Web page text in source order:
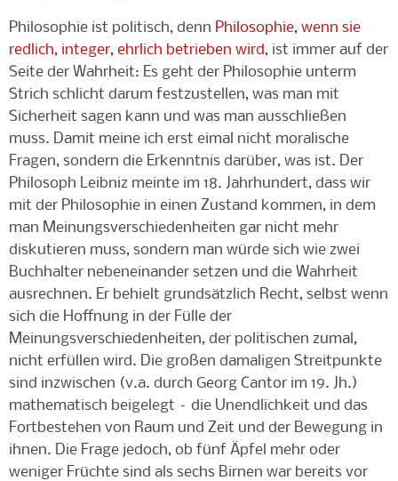
Philosophie ist politisch, denn Philosophie, wenn sie
redlich, integer, ehrlich betrieben wird, ist immer auf der
Seite der Wahrheit: Es geht der Philosophie unterm
Strich schlicht darum festzustellen, was man mit
Sicherheit sagen kann und was man ausschließen
muss. Damit meine ich erst eimal nicht moralische
Fragen, sondern die Erkenntnis darüber, was ist. Der
Philosoph Leibniz meinte im 18. Jahrhundert, dass wir
mit der Philosophie in einen Zustand kommen, in dem
man Meinungsverschiedenheiten gar nicht mehr
diskutieren muss, sondern man würde sich wie zwei
Buchhalter nebeneinander setzen und die Wahrheit
ausrechnen. Er behielt grundsätzlich Recht, selbst wenn
sich die Hoffnung in der Fülle der
Meinungsverschiedenheiten, der politischen zumal,
nicht erfüllen wird. Die großen damaligen Streitpunkte
sind inzwischen (v.a. durch Georg Cantor im 19. Jh.)
mathematisch beigelegt – die Unendlichkeit und das
Fortbestehen von Raum und Zeit und der Bewegung in
ihnen. Die Frage jedoch, ob fünf Äpfel mehr oder
weniger Früchte sind als sechs Birnen war bereits vor